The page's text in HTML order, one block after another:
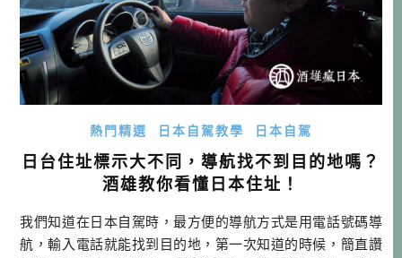
熱門精選 日本自駕教學 日本自駕
日台住址標示大不同，導航找不到目的地嗎？
酒雄教你看懂日本住址！
我們知道在日本自駕時，最方便的導航方式是用電話號碼導
航，輸入電話就能找到目的地，第一次知道的時候，簡直讚